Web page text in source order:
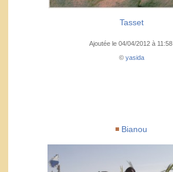
Tasset
Ajoutée le 04/04/2012 à 11:58
© yasida
Bianou